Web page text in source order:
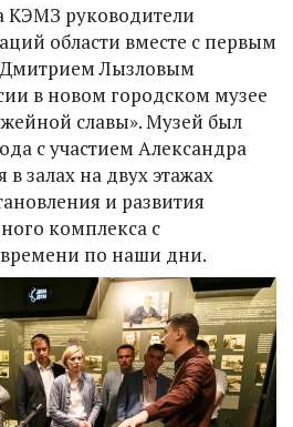
КЭМЗ руководители
области вместе с первым
Лызловым
в новом городском музее
славы». Музей был
с участием Александра
залах на двух этажах
и развития
комплекса с
по наши дни.